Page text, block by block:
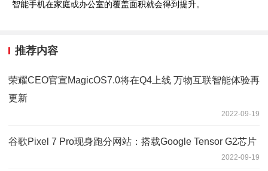
智能手机在家庭或办公室的覆盖面积就会得到提升。
推荐内容
荣耀CEO官宣MagicOS7.0将在Q4上线 万物互联智能体验再
更新
2022-09-19
谷歌Pixel 7 Pro现身跑分网站：搭载Google Tensor G2芯片
2022-09-19